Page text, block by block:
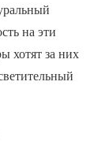
на эти
хотят за них